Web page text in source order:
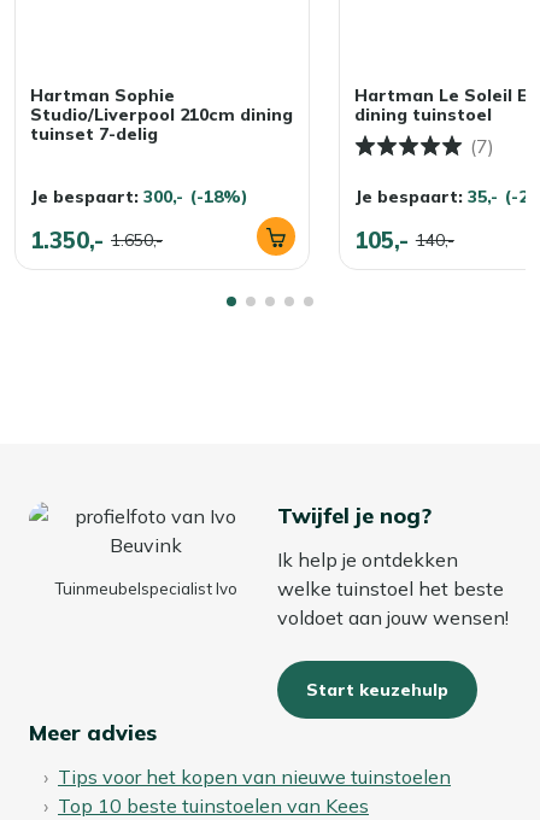
Hartman Sophie
Studio/Liverpool 210cm dining
tuinset 7-delig
Je bespaart: 300,- (-18%)
1.350,- 1.650,-
Hartman Le Soleil
dining tuinstoel
(7)
Je bespaart: 35,- (-
105,- 140,-
Tuinmeubelspecialist Ivo
Twijfel je nog?
Ik help je ontdekken
welke tuinstoel het beste
voldoet aan jouw wensen!
Start keuzehulp
Meer advies
Tips voor het kopen van nieuwe tuinstoelen
Top 10 beste tuinstoelen van Kees